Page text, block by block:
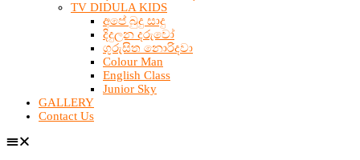
TV DIDULA KIDS
අපේ බුදු සාදු
දිදුලන දරුවෝ
ගුරුසිත නොරිදවා
Colour Man
English Class
Junior Sky
GALLERY
Contact Us